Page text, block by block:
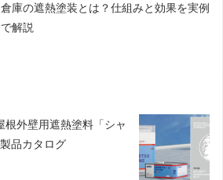
庫の遮熱塗装とは？仕組みと効果を実例
解説
根外壁用遮熱塗料「シャ
品カタログ